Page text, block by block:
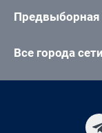
Предвыборная
Все города сети